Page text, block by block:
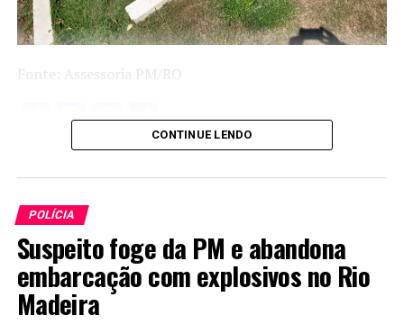
Fonte: Assessoria PM/RO
Twitter
Facebook
WhatsApp
Share
CONTINUE LENDO
POLÍCIA
Suspeito foge da PM e abandona
embarcação com explosivos no Rio
Madeira